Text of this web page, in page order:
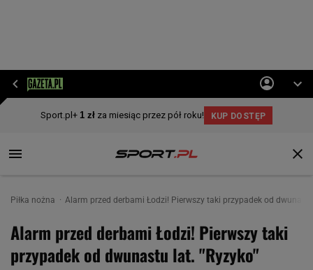
Piłka nożna Alarm przed derbami Łodzi! Pierwszy taki przypadek od
Alarm przed derbami Łodzi! Pierwszy taki
przypadek od dwunastu lat. "Ryzyko"